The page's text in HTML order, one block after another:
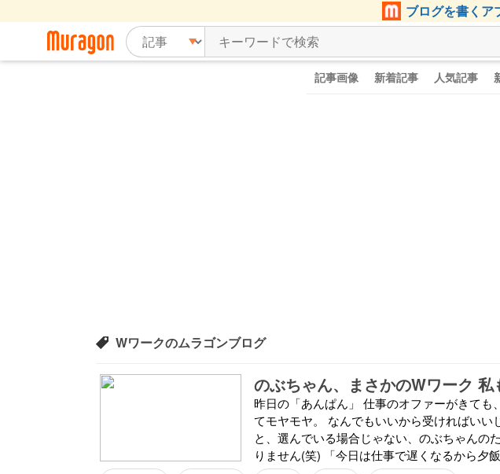
ブログを書くア
記事画像 新着記事 人気記事
Wワークのムラゴンブログ
のぶちゃん、まさかのWワーク 私
昨日の「あんぱん」 仕事のオファーがきて
てモヤモヤ。 なんでもいいから受ければいい
と、選んでいる場合じゃない、のぶちゃんの
りません(笑) 「今日は仕事で遅くなるから夕